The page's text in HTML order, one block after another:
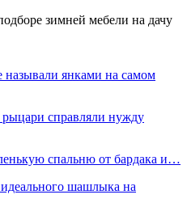
янками на самом
рыцари справляли нужду
спальню от бардака и…
шашлыка на